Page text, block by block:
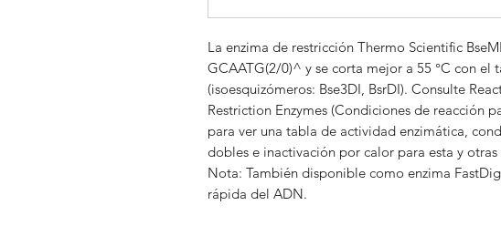
La enzima de restricción Thermo Scientific
GCAATG(2/0)^ y se corta mejor a 55 °C con el
(isoesquizómeros: Bse3DI, BsrDI). Consulte
Restriction Enzymes (Condiciones de reacción
para ver una tabla de actividad enzimática,
dobles e inactivación por calor para esta y otras
Nota: También disponible como enzima
rápida del ADN.